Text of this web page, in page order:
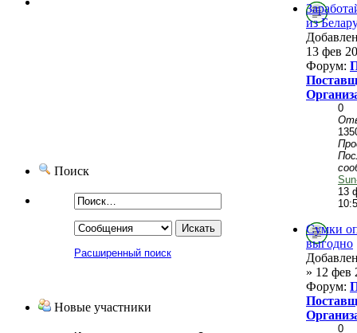
Поиск
Расширенный поиск
Новые участники
из
13 фев
Форум:
0
13
Сумки
выгодно
» 12 фев
Форум:
0